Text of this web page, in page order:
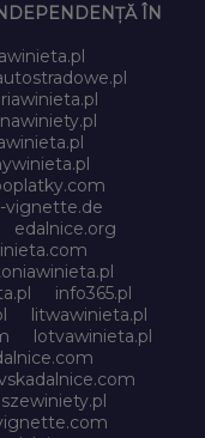
ÎN
vignette.de
edalnice.org
info365.pl
litwawinieta.pl
lotvawinieta.pl